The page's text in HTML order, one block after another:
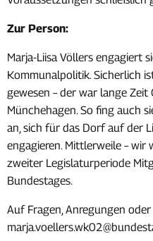
Zur Person:
Marja-Liisa Völlers engagiert
Kommunalpolitik. Sicherlich
gewesen – der war lange
Münchehagen. So fing auch
an, sich für das Dorf auf der
engagieren. Mittlerweile – wir
zweiter Legislaturperiode
Bundestages.
Auf Fragen, Anregungen